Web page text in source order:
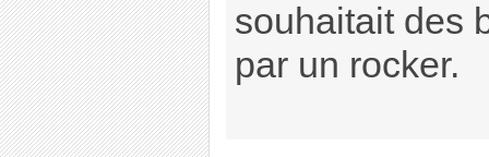
souhaitait des
par un rocker.